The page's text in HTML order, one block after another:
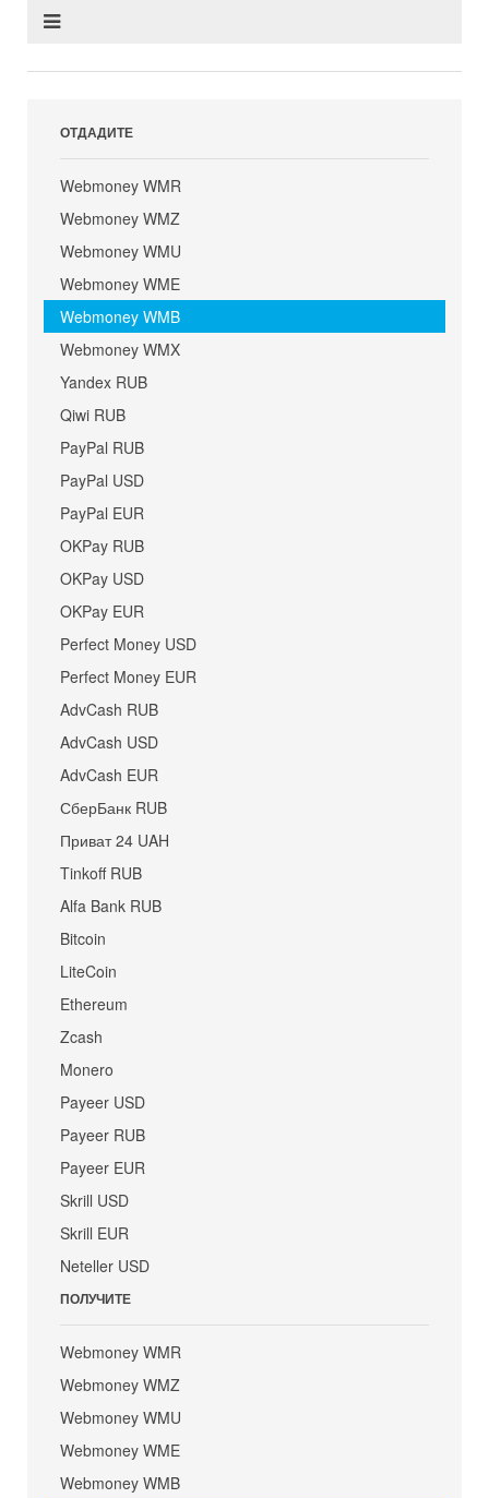
ОТДАДИТЕ
Webmoney WMR
Webmoney WMZ
Webmoney WMU
Webmoney WME
Webmoney WMB
Webmoney WMX
Yandex RUB
Qiwi RUB
PayPal RUB
PayPal USD
PayPal EUR
OKPay RUB
OKPay USD
OKPay EUR
Perfect Money USD
Perfect Money EUR
AdvCash RUB
AdvCash USD
AdvCash EUR
СберБанк RUB
Приват 24 UAH
Tinkoff RUB
Alfa Bank RUB
Bitcoin
LiteCoin
Ethereum
Zcash
Monero
Payeer USD
Payeer RUB
Payeer EUR
Skrill USD
Skrill EUR
Neteller USD
ПОЛУЧИТЕ
Webmoney WMR
Webmoney WMZ
Webmoney WMU
Webmoney WME
Webmoney WMB